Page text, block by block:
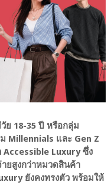
ย 18-35 ปี หรือกลุ่ม
Millennials และ Gen Z
Luxury ซึ่ง
ายสูงกว่าหมวดสินค้า
ยังคงทรงตัว พร้อมให้